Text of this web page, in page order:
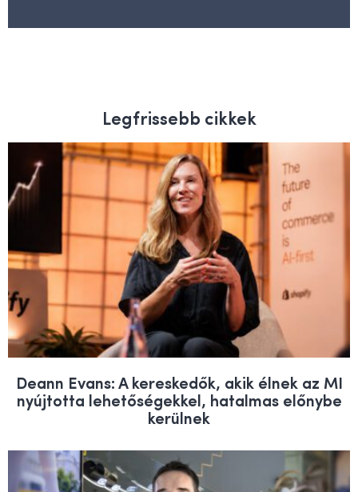
Legfrissebb cikkek
Deann Evans: A kereskedők, akik élnek az MI
nyújtotta lehetőségekkel, hatalmas előnybe
kerülnek